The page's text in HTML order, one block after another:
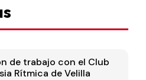
de trabajo con el Club
Rítmica de Velilla